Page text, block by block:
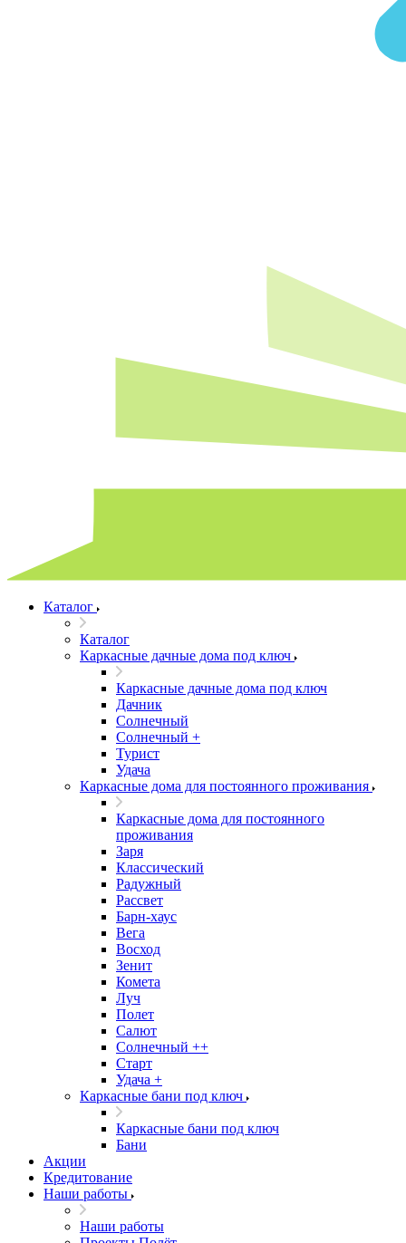
Каталог
Каталог
Каркасные дачные дома под ключ
Каркасные дачные дома под ключ
Дачник
Солнечный
Солнечный +
Турист
Удача
Каркасные дома для постоянного проживания
Каркасные дома для постоянного
проживания
Заря
Классический
Радужный
Рассвет
Барн-хаус
Вега
Восход
Зенит
Комета
Луч
Полет
Салют
Солнечный ++
Старт
Удача +
Каркасные бани под ключ
Каркасные бани под ключ
Бани
Акции
Кредитование
Наши работы
Наши работы